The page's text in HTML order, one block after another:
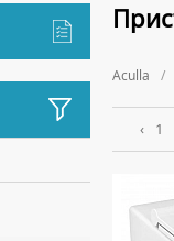
Aculla
‹ 1